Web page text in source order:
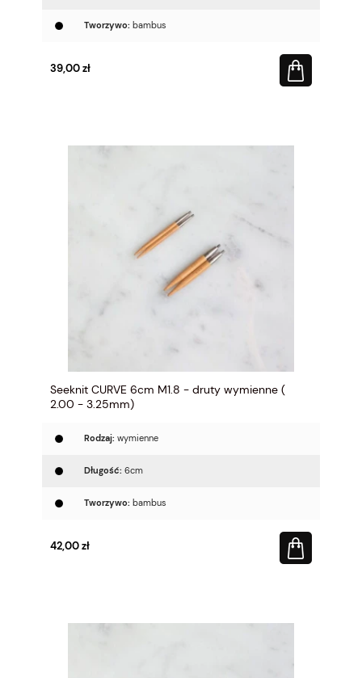
Tworzywo: bambus
39,00 zł
Seeknit CURVE 6cm M1.8 - druty wymienne (
2.00 - 3.25mm)
Rodzaj: wymienne
Długość: 6cm
Tworzywo: bambus
42,00 zł